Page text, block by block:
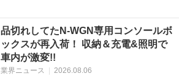
品切れしてたN-WGN専用コンソールボ
ックスが再入荷！ 収納＆充電&照明で
車内が激変!!
業界ニュース | 2026.08.06